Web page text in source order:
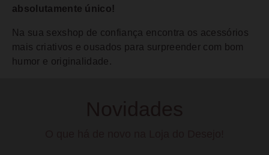
absolutamente único!
Na sua sexshop de confiança encontra os acessórios
mais criativos e ousados para surpreender com bom
humor e originalidade.